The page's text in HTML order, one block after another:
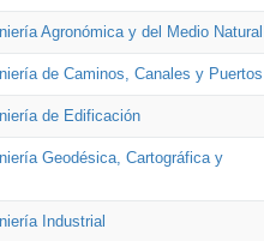
Agronómica y del Medio Natural
de Caminos, Canales y Puertos
de Edificación
Geodésica, Cartográfica y
Industrial